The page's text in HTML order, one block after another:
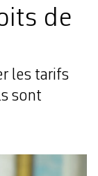
de
les tarifs
sont